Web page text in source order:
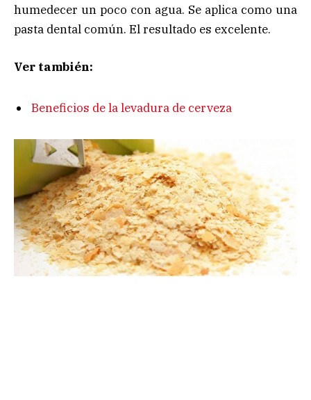
humedecer un poco con agua. Se aplica como una
pasta dental común. El resultado es excelente.
Ver también:
Beneficios de la levadura de cerveza